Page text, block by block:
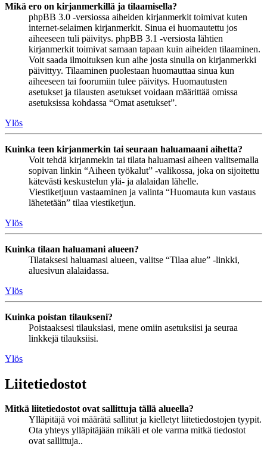
Mikä ero on kirjanmerkillä ja tilaamisella?
phpBB 3.0 -versiossa aiheiden kirjanmerkit toimivat kuten
internet-selaimen kirjanmerkit. Sinua ei huomautettu jos
aiheeseen tuli päivitys. phpBB 3.1 -versiosta lähtien
kirjanmerkit toimivat samaan tapaan kuin aiheiden tilaaminen.
Voit saada ilmoituksen kun aihe josta sinulla on kirjanmerkki
päivittyy. Tilaaminen puolestaan huomauttaa sinua kun
aiheeseen tai foorumiin tulee päivitys. Huomautusten
asetukset ja tilausten asetukset voidaan määrittää omissa
asetuksissa kohdassa “Omat asetukset”.
Ylös
Kuinka teen kirjanmerkin tai seuraan haluamaani aihetta?
Voit tehdä kirjanmekin tai tilata haluamasi aiheen valitsemalla
sopivan linkin “Aiheen työkalut” -valikossa, joka on sijoitettu
kätevästi keskustelun ylä- ja alalaidan lähelle.
Viestiketjuun vastaaminen ja valinta “Huomauta kun vastaus
lähetetään” tilaa viestiketjun.
Ylös
Kuinka tilaan haluamani alueen?
Tilataksesi haluamasi alueen, valitse “Tilaa alue” -linkki,
aluesivun alalaidassa.
Ylös
Kuinka poistan tilaukseni?
Poistaaksesi tilauksiasi, mene omiin asetuksiisi ja seuraa
linkkejä tilauksiisi.
Ylös
Liitetiedostot
Mitkä liitetiedostot ovat sallittuja tällä alueella?
Ylläpitäjä voi määrätä sallitut ja kielletyt liitetiedostojen tyypit.
Ota yhteys ylläpitäjään mikäli et ole varma mitkä tiedostot
ovat sallittuja..